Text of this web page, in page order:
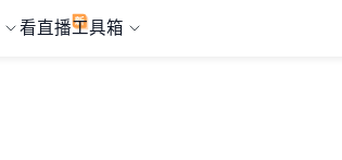
看直播工具箱